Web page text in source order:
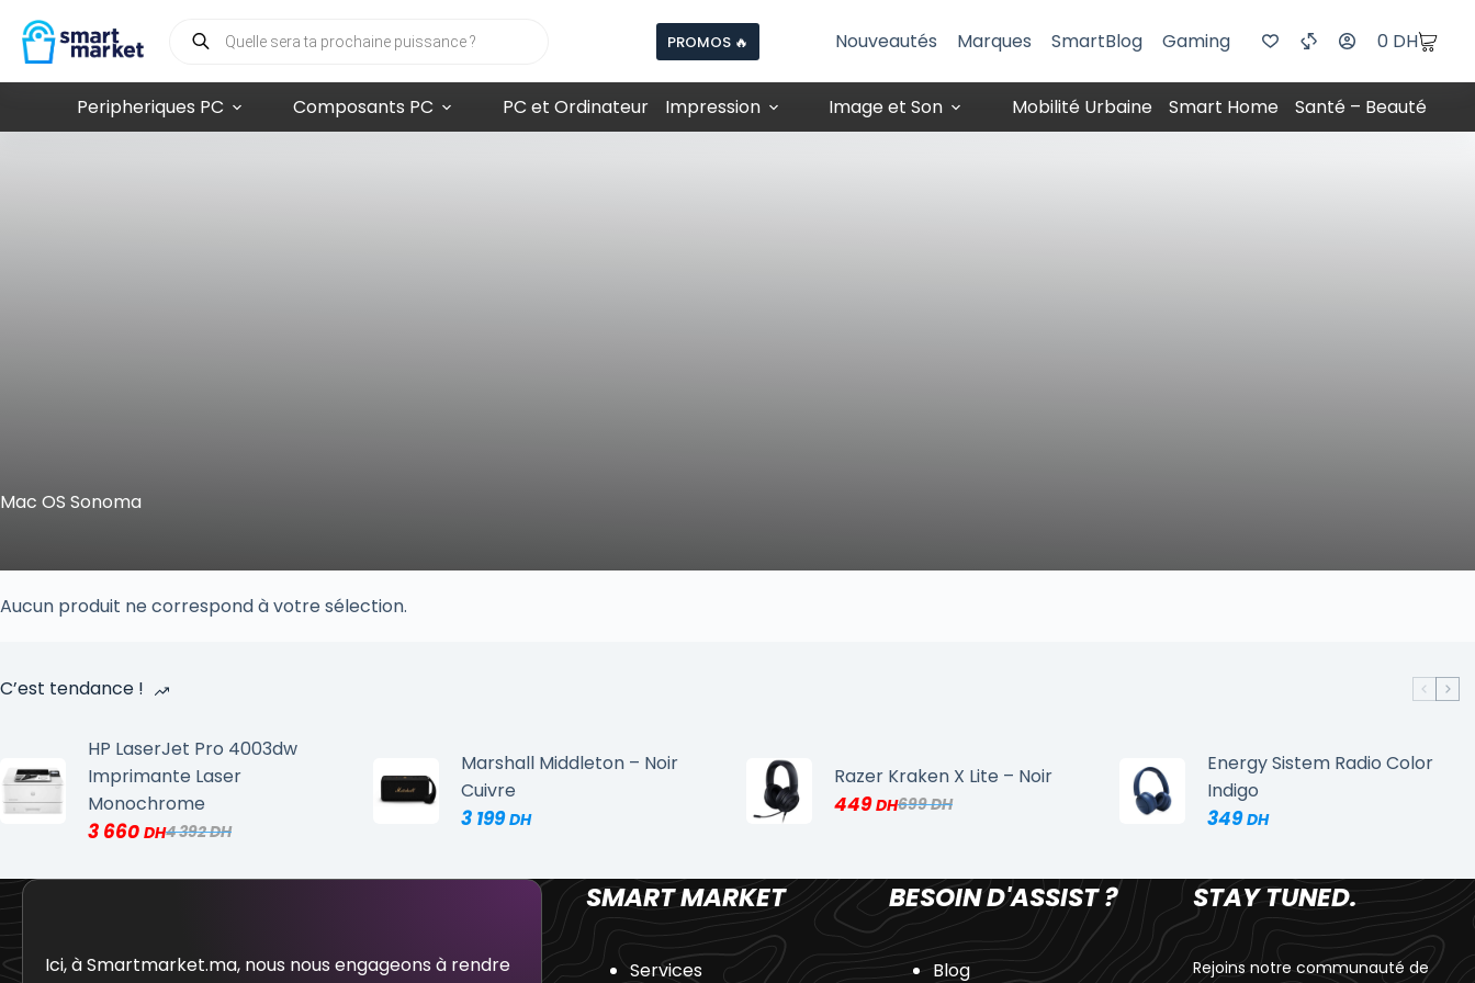
PROMOS 🔥 Nouveautés Marques SmartBlog Gaming 0 DH
Peripheriques PC Composants PC PC et Ordinateur Impression Image et Son Mobilité Urbaine Smart Home Santé – Beauté
Mac OS Sonoma
Aucun produit ne correspond à votre sélection.
C’est tendance !
HP LaserJet Pro 4003dw
Imprimante Laser
Monochrome
4 392
3 660
Marshall Middleton – Noir
Cuivre
3 199
Razer Kraken X Lite – Noir
699
449
Energy Sistem Radio Color
Indigo
349
Ici, à Smartmarket.ma, nous nous engageons à rendre
SMART MARKET
Services
BESOIN D'ASSIST ?
Blog
STAY TUNED.
Rejoins notre communauté de